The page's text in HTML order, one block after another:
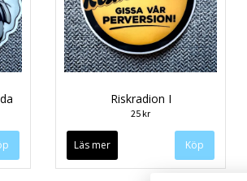
Riskradion I
25 kr
Läs mer